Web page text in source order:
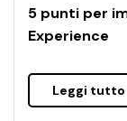
5 punti per
Experience
Leggi tutto